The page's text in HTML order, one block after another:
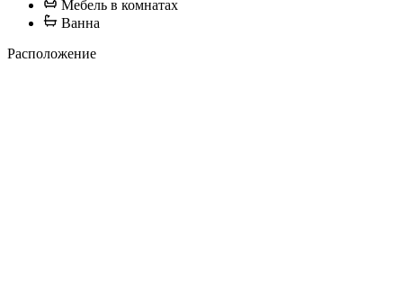
Мебель в комнатах
Ванна
Расположение